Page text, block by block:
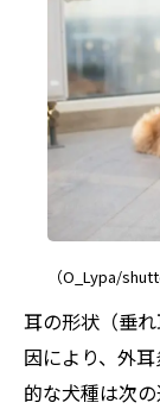
（O_Lypa/
耳の形状（垂
因により、外
的な犬種は次の